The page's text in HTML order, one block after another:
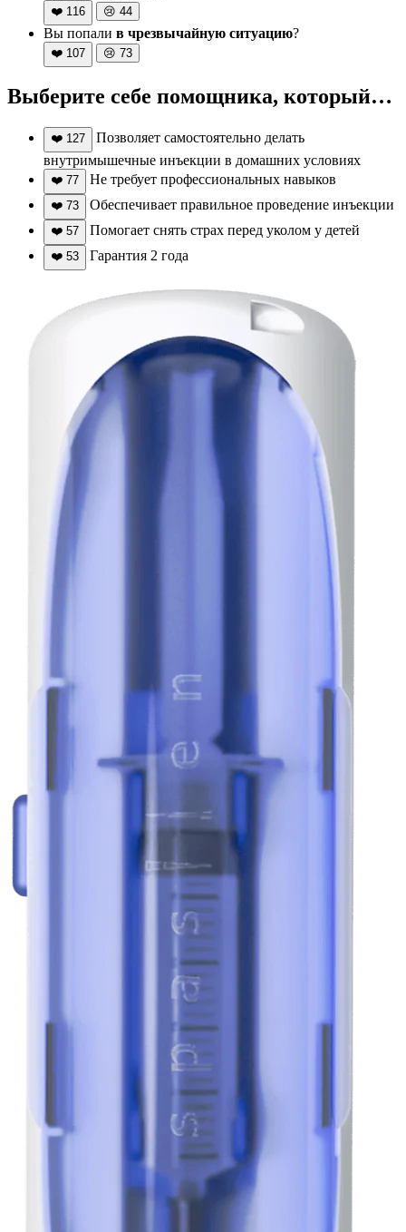
❤️ 116 😢 44
Вы попали в чрезвычайную ситуацию?
❤️ 107 😢 73
Выберите себе помощника, который…
❤️ 127
Позволяет самостоятельно делать
внутримышечные инъекции в домашних условиях
❤️ 77 Не требует профессиональных навыков
❤️ 73 Обеспечивает правильное проведение инъекции
❤️ 57 Помогает снять страх перед уколом у детей
❤️ 53 Гарантия 2 года